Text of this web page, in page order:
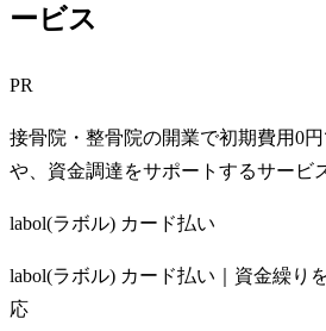
ービス
PR
接骨院・整骨院の開業で初期費用0
や、資金調達をサポートするサービ
labol(ラボル) カード払い
labol(ラボル) カード払い｜資金繰り
応